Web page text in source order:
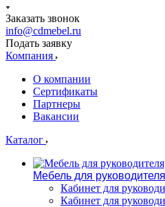
Заказать звонок
info@cdmebel.ru
Подать заявку
Компания
О компании
Сертификаты
Партнеры
Вакансии
Каталог
Мебель для руководителя
Кабинет для
Кабинет для